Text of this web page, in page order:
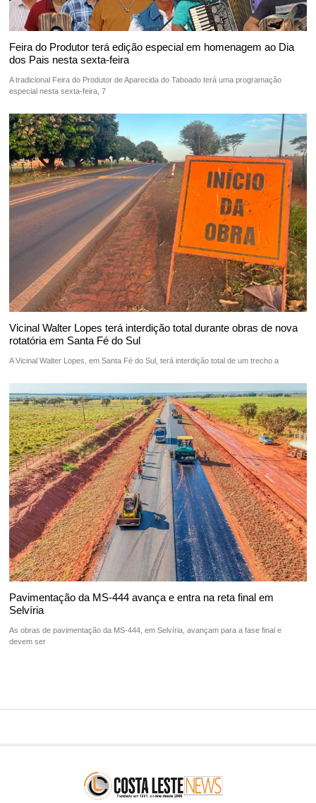
Feira do Produtor terá edição especial em homenagem ao Dia
dos Pais nesta sexta-feira
A tradicional Feira do Produtor de Aparecida do Taboado terá uma programação
especial nesta sexta-feira, 7
Vicinal Walter Lopes terá interdição total durante obras de nova
rotatória em Santa Fé do Sul
A Vicinal Walter Lopes, em Santa Fé do Sul, terá interdição total de um trecho a
Pavimentação da MS-444 avança e entra na reta final em
Selvíria
As obras de pavimentação da MS-444, em Selvíria, avançam para a fase final e
devem ser